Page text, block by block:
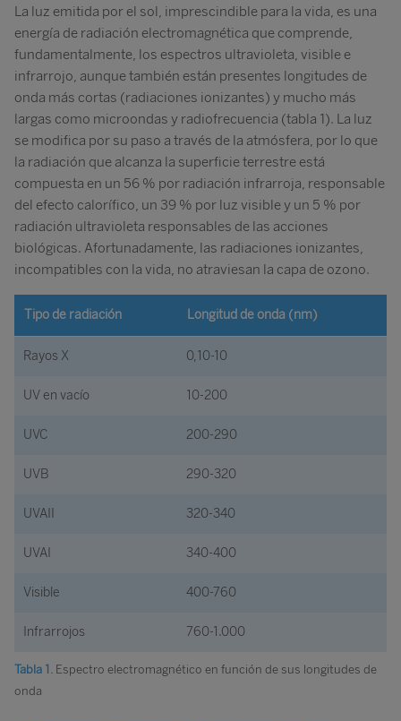
La luz emitida por el sol, imprescindible para la vida, es una
energía de radiación electromagnética que comprende,
fundamentalmente, los espectros ultravioleta, visible e
infrarrojo, aunque también están presentes longitudes de
onda más cortas (radiaciones ionizantes) y mucho más
largas como microondas y radiofrecuencia (tabla 1). La luz
se modifica por su paso a través de la atmósfera, por lo que
la radiación que alcanza la superficie terrestre está
compuesta en un 56 % por radiación infrarroja, responsable
del efecto calorífico, un 39 % por luz visible y un 5 % por
radiación ultravioleta responsables de las acciones
biológicas. Afortunadamente, las radiaciones ionizantes,
incompatibles con la vida, no atraviesan la capa de ozono.
Tipo de radiación Longitud de onda (nm)
Rayos X 0,10-10
UV en vacío 10-200
UVC 200-290
UVB 290-320
UVAII 320-340
UVAI 340-400
Visible 400-760
Infrarrojos 760-1.000
Tabla 1. Espectro electromagnético en función de sus longitudes de
onda